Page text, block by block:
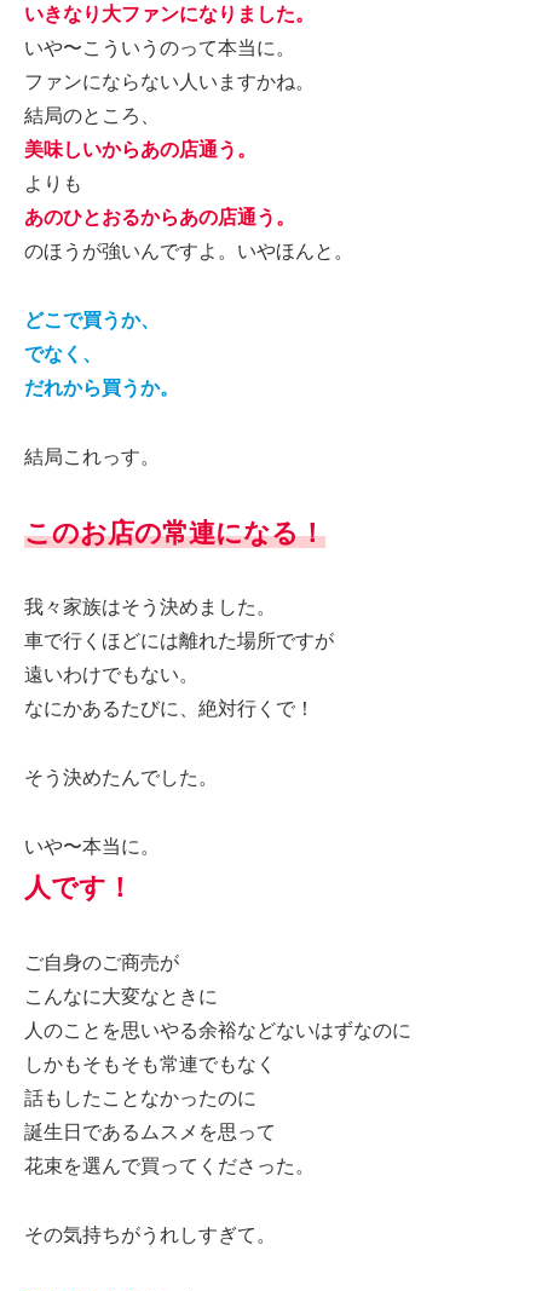
いきなり大ファンになりました。
いや〜こういうのって本当に。
ファンにならない人いますかね。
結局のところ、
美味しいからあの店通う。
よりも
あのひとおるからあの店通う。
のほうが強いんですよ。いやほんと。
どこで買うか、
でなく、
だれから買うか。
結局これっす。
このお店の常連になる！
我々家族はそう決めました。
車で行くほどには離れた場所ですが
遠いわけでもない。
なにかあるたびに、絶対行くで！
そう決めたんでした。
いや〜本当に。
人です！
ご自身のご商売が
こんなに大変なときに
人のことを思いやる余裕などないはずなのに
しかもそもそも常連でもなく
話もしたことなかったのに
誕生日であるムスメを思って
花束を選んで買ってくださった。
その気持ちがうれしすぎて。